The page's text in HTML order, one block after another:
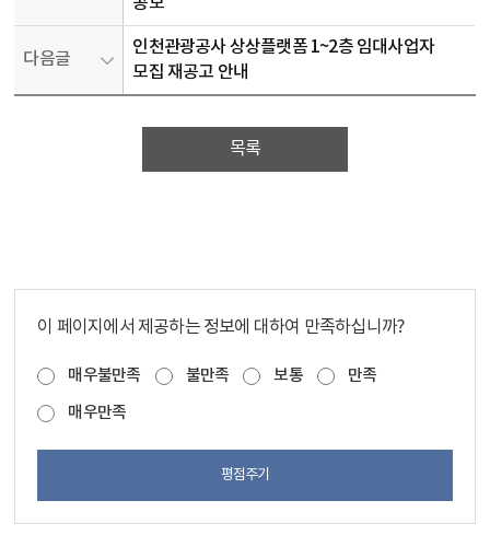
다음글
인천관광공사 상상플랫폼 1~2층 임대사업자
모집 재공고 안내
목록
이 페이지에서 제공하는 정보에 대하여 만족하십니까?
매우불만족 불만족 보통
만족
매우만족
평점주기